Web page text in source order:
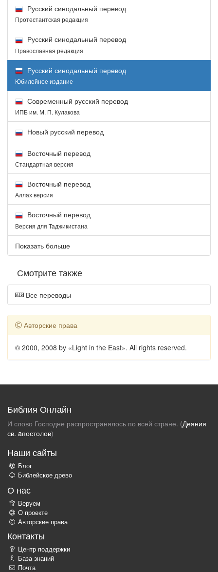
Русский синодальный перевод
Протестантская редакция
Русский синодальный перевод
Православная редакция
Русский синодальный перевод
Юбилейное издание
Современный русский перевод
ИПБ им. М. П. Кулакова
Новый русский перевод
Восточный перевод
Стандартная версия
Восточный перевод
Аллах версия
Восточный перевод
Версия для Таджикистана
Показать больше
Смотрите также
Все переводы
Авторские права
© 2000, 2008 by «Light in the East». All rights reserved.
Библия Онлайн
И слово Господне распространялось по всей стране. (Деяния
св. aпостолов)
Наши сайты
Блог
Библейское древо
О нас
Веруем
О проекте
Авторские права
Контакты
Центр поддержки
База знаний
Почта